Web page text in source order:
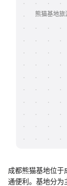
客户案例
知识分享
成都熊猫基地位于
通便利。基地分为